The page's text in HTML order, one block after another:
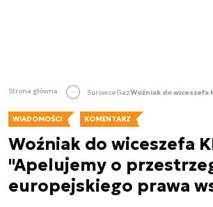
Strona główna SurowceGaz
WIADOMOŚCI KOMENTARZ
Woźniak do wiceszefa
"Apelujemy o
europejskiego prawa